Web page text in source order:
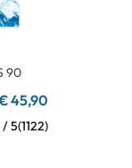
90
45,90
/ 5(1122)